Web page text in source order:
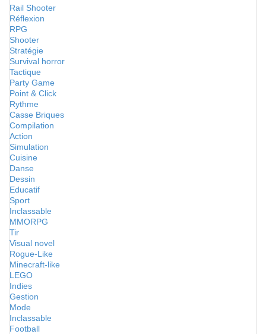
Rail Shooter
Réflexion
RPG
Shooter
Stratégie
Survival horror
Tactique
Party Game
Point & Click
Rythme
Casse Briques
Compilation
Action
Simulation
Cuisine
Danse
Dessin
Educatif
Sport
Inclassable
MMORPG
Tir
Visual novel
Rogue-Like
Minecraft-like
LEGO
Indies
Gestion
Mode
Inclassable
Football